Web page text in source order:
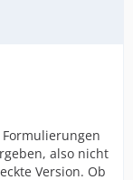
also nicht
Version. Ob